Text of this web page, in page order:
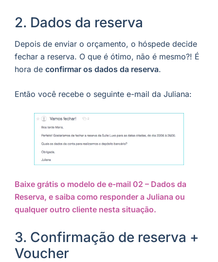
2. Dados da reserva
Depois de enviar o orçamento, o hóspede decide
fechar a reserva. O que é ótimo, não é mesmo?! É
hora de confirmar os dados da reserva.
Então você recebe o seguinte e-mail da Juliana:
Baixe grátis o modelo de e-mail 02 – Dados da
Reserva, e saiba como responder a Juliana ou
qualquer outro cliente nesta situação.
3. Confirmação de reserva +
Voucher